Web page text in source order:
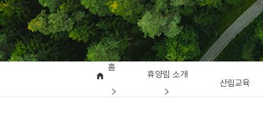
홈
휴양림 소개
산림교육